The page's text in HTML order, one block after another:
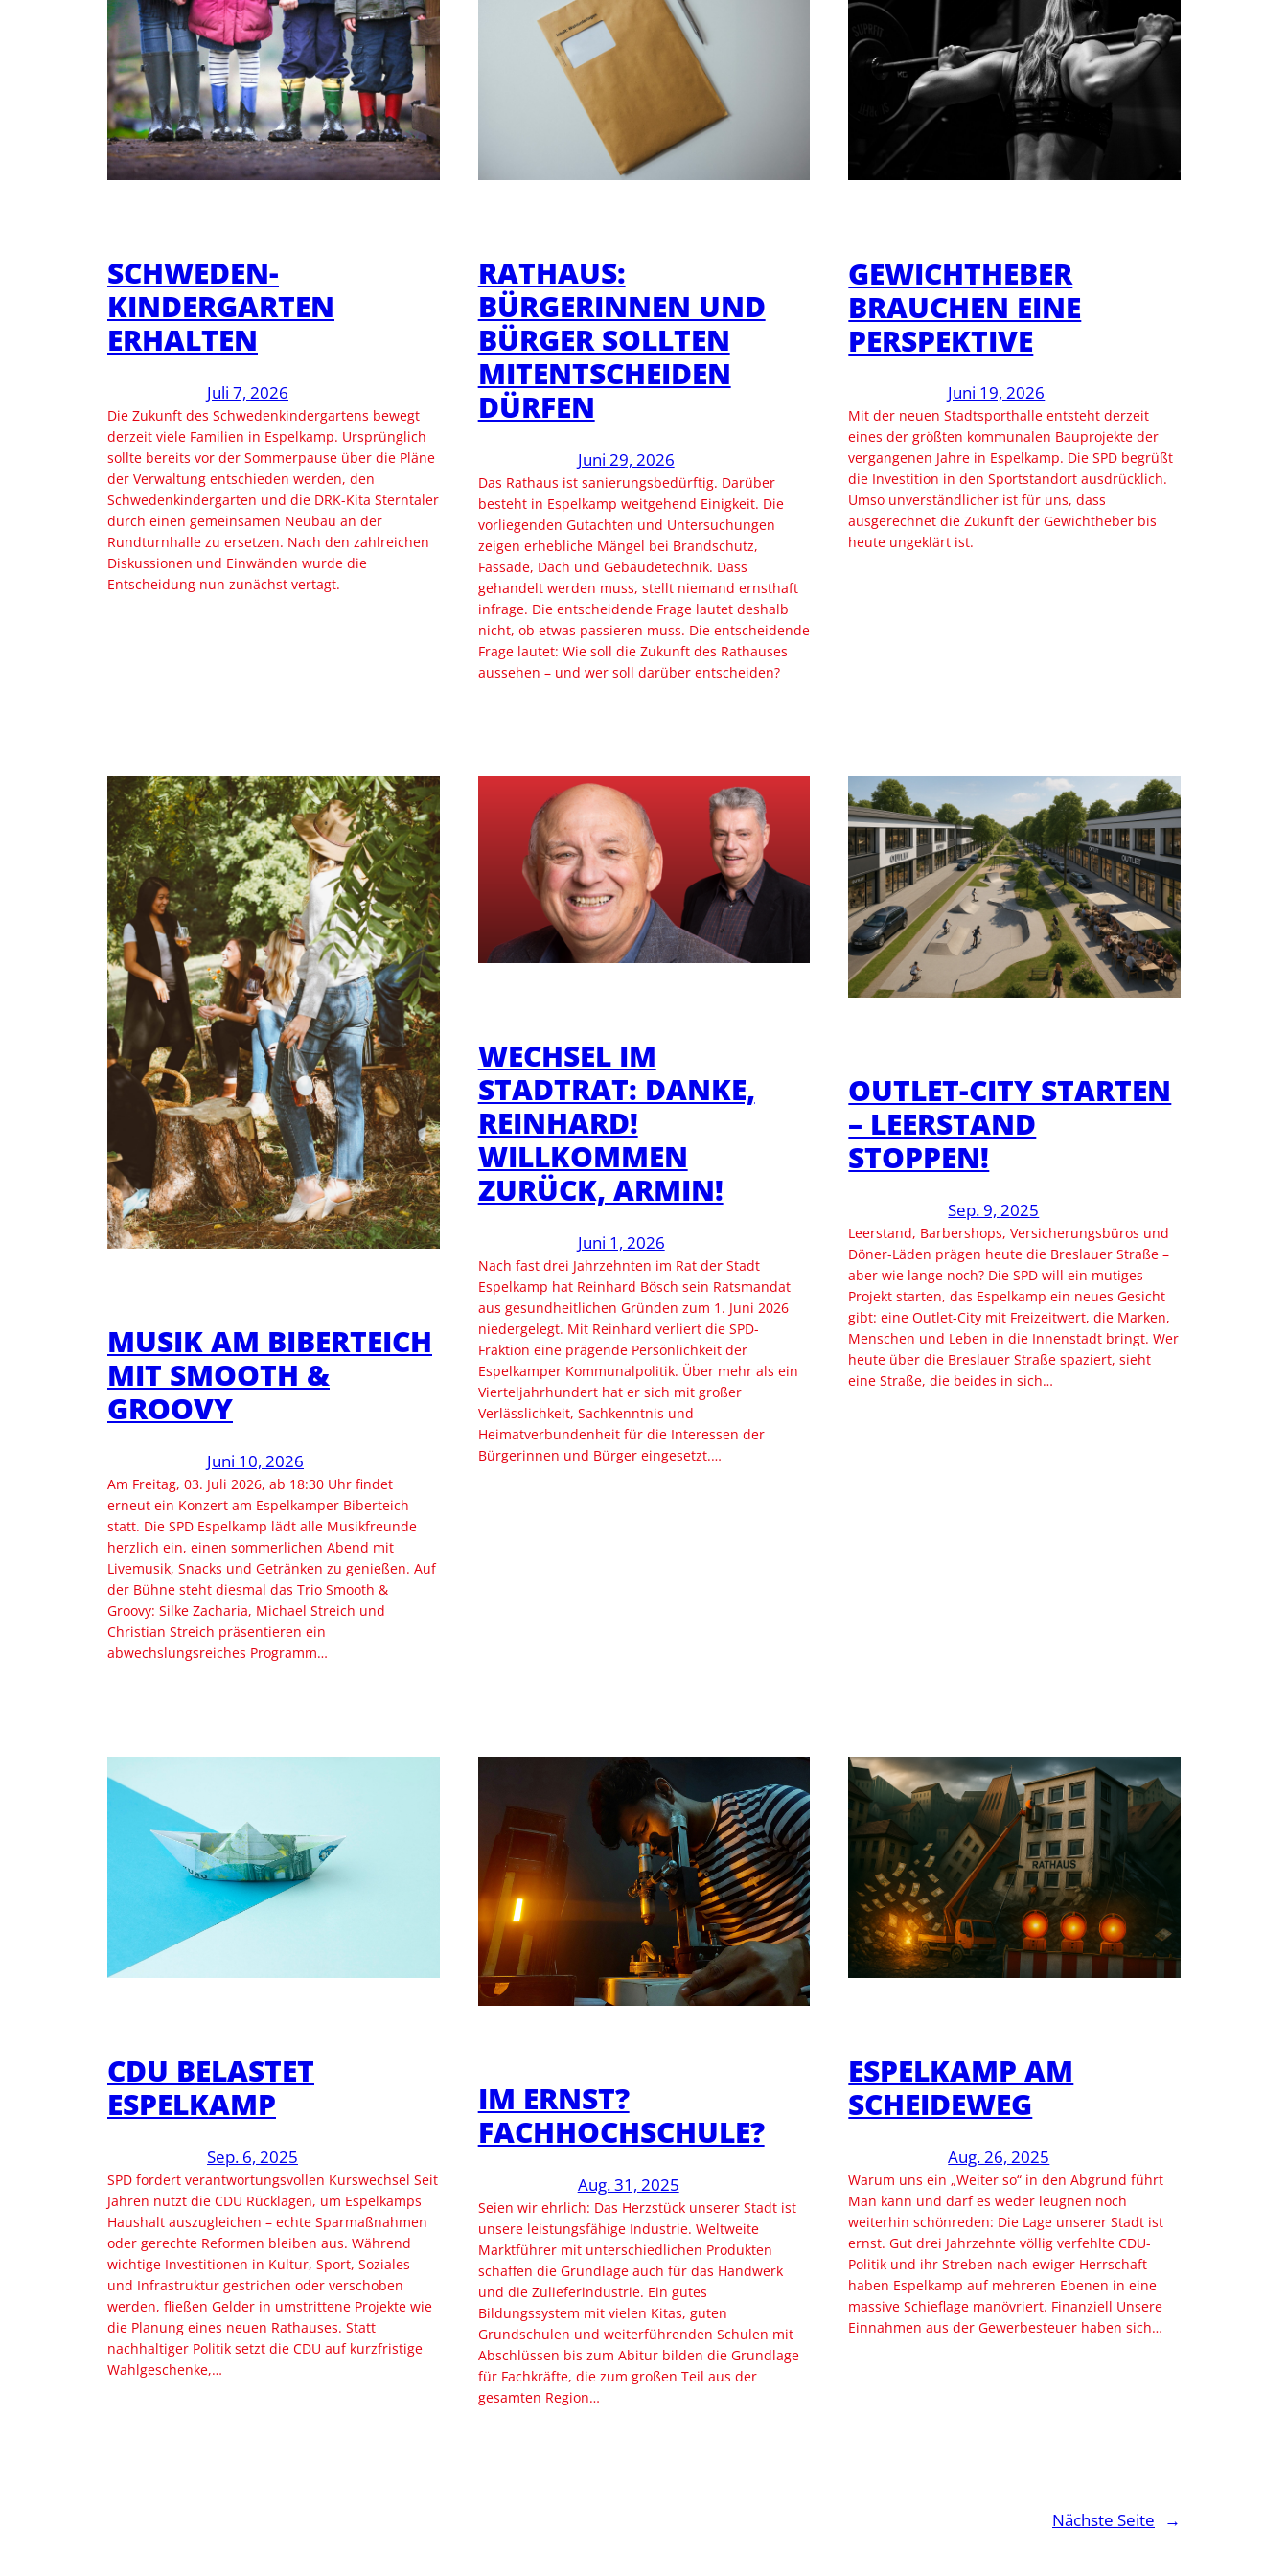
SCHWEDEN-
KINDERGARTEN
ERHALTEN
Juli 7, 2026
Die Zukunft des Schwedenkindergartens bewegt
derzeit viele Familien in Espelkamp. Ursprünglich
sollte bereits vor der Sommerpause über die Pläne
der Verwaltung entschieden werden, den
Schwedenkindergarten und die DRK-Kita Sterntaler
durch einen gemeinsamen Neubau an der
Rundturnhalle zu ersetzen. Nach den zahlreichen
Diskussionen und Einwänden wurde die
Entscheidung nun zunächst vertagt.
RATHAUS:
BÜRGERINNEN UND
BÜRGER SOLLTEN
MITENTSCHEIDEN
DÜRFEN
Juni 29, 2026
Das Rathaus ist sanierungsbedürftig. Darüber
besteht in Espelkamp weitgehend Einigkeit. Die
vorliegenden Gutachten und Untersuchungen
zeigen erhebliche Mängel bei Brandschutz,
Fassade, Dach und Gebäudetechnik. Dass
gehandelt werden muss, stellt niemand ernsthaft
infrage. Die entscheidende Frage lautet deshalb
nicht, ob etwas passieren muss. Die entscheidende
Frage lautet: Wie soll die Zukunft des Rathauses
aussehen – und wer soll darüber entscheiden?
GEWICHTHEBER
BRAUCHEN EINE
PERSPEKTIVE
Juni 19, 2026
Mit der neuen Stadtsporthalle entsteht derzeit
eines der größten kommunalen Bauprojekte der
vergangenen Jahre in Espelkamp. Die SPD begrüßt
die Investition in den Sportstandort ausdrücklich.
Umso unverständlicher ist für uns, dass
ausgerechnet die Zukunft der Gewichtheber bis
heute ungeklärt ist.
MUSIK AM BIBERTEICH
MIT SMOOTH &
GROOVY
Juni 10, 2026
Am Freitag, 03. Juli 2026, ab 18:30 Uhr findet
erneut ein Konzert am Espelkamper Biberteich
statt. Die SPD Espelkamp lädt alle Musikfreunde
herzlich ein, einen sommerlichen Abend mit
Livemusik, Snacks und Getränken zu genießen. Auf
der Bühne steht diesmal das Trio Smooth &
Groovy: Silke Zacharia, Michael Streich und
Christian Streich präsentieren ein
abwechslungsreiches Programm…
WECHSEL IM
STADTRAT: DANKE,
REINHARD!
WILLKOMMEN
ZURÜCK, ARMIN!
Juni 1, 2026
Nach fast drei Jahrzehnten im Rat der Stadt
Espelkamp hat Reinhard Bösch sein Ratsmandat
aus gesundheitlichen Gründen zum 1. Juni 2026
niedergelegt. Mit Reinhard verliert die SPD-
Fraktion eine prägende Persönlichkeit der
Espelkamper Kommunalpolitik. Über mehr als ein
Vierteljahrhundert hat er sich mit großer
Verlässlichkeit, Sachkenntnis und
Heimatverbundenheit für die Interessen der
Bürgerinnen und Bürger eingesetzt.…
OUTLET-CITY STARTEN
– LEERSTAND
STOPPEN!
Sep. 9, 2025
Leerstand, Barbershops, Versicherungsbüros und
Döner-Läden prägen heute die Breslauer Straße –
aber wie lange noch? Die SPD will ein mutiges
Projekt starten, das Espelkamp ein neues Gesicht
gibt: eine Outlet-City mit Freizeitwert, die Marken,
Menschen und Leben in die Innenstadt bringt. Wer
heute über die Breslauer Straße spaziert, sieht
eine Straße, die beides in sich…
CDU BELASTET
ESPELKAMP
Sep. 6, 2025
SPD fordert verantwortungsvollen Kurswechsel Seit
Jahren nutzt die CDU Rücklagen, um Espelkamps
Haushalt auszugleichen – echte Sparmaßnahmen
oder gerechte Reformen bleiben aus. Während
wichtige Investitionen in Kultur, Sport, Soziales
und Infrastruktur gestrichen oder verschoben
werden, fließen Gelder in umstrittene Projekte wie
die Planung eines neuen Rathauses. Statt
nachhaltiger Politik setzt die CDU auf kurzfristige
Wahlgeschenke,…
IM ERNST?
FACHHOCHSCHULE?
Aug. 31, 2025
Seien wir ehrlich: Das Herzstück unserer Stadt ist
unsere leistungsfähige Industrie. Weltweite
Marktführer mit unterschiedlichen Produkten
schaffen die Grundlage auch für das Handwerk
und die Zulieferindustrie. Ein gutes
Bildungssystem mit vielen Kitas, guten
Grundschulen und weiterführenden Schulen mit
Abschlüssen bis zum Abitur bilden die Grundlage
für Fachkräfte, die zum großen Teil aus der
gesamten Region…
ESPELKAMP AM
SCHEIDEWEG
Aug. 26, 2025
Warum uns ein „Weiter so“ in den Abgrund führt
Man kann und darf es weder leugnen noch
weiterhin schönreden: Die Lage unserer Stadt ist
ernst. Gut drei Jahrzehnte völlig verfehlte CDU-
Politik und ihr Streben nach ewiger Herrschaft
haben Espelkamp auf mehreren Ebenen in eine
massive Schieflage manövriert. Finanziell Unsere
Einnahmen aus der Gewerbesteuer haben sich…
Nächste Seite →